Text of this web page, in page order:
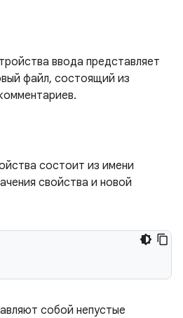
ввода представляет
файл, состоящий из
состоит из имени
свойства и новой
собой непустые